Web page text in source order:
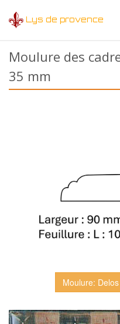
Lys de provence
Moulure des
35 mm
Moulure: